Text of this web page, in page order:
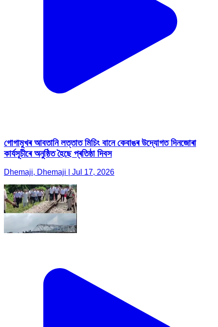
গোগামুখৰ আবতানি লত্তাত মিচিং বানে কেবাঙৰ উদ্যোগত দিনজোৰা
কাৰ্যসূচীৰে অনুষ্ঠিত হৈছে প্ৰতিষ্ঠা দিবস
Dhemaji, Dhemaji | Jul 17, 2026